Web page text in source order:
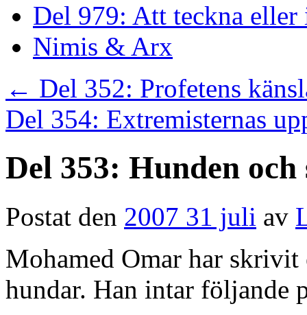
Del 979: Att teckna eller
Nimis & Arx
← Del 352: Profetens
Del 354: Extremisternas
Del 353: Hunden och
Postat den 2007 31 juli av
Mohamed Omar har
hundar. Han intar följande